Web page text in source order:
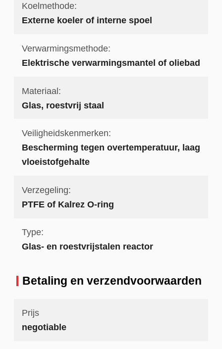
Koelmethode:
Externe koeler of interne spoel
Verwarmingsmethode:
Elektrische verwarmingsmantel of oliebad
Materiaal:
Glas, roestvrij staal
Veiligheidskenmerken:
Bescherming tegen overtemperatuur, laag
vloeistofgehalte
Verzegeling:
PTFE of Kalrez O-ring
Type:
Glas- en roestvrijstalen reactor
Betaling en verzendvoorwaarden
Prijs
negotiable